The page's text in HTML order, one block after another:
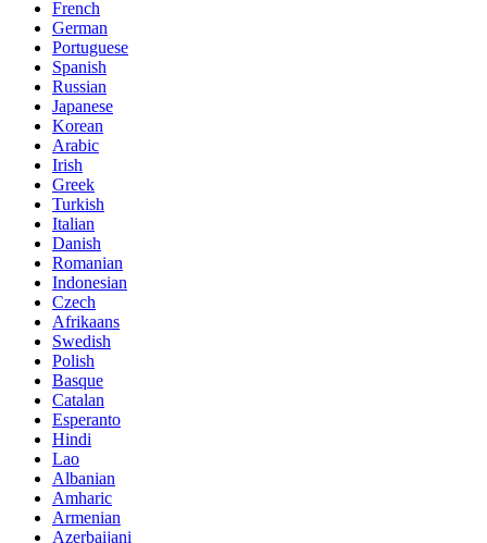
French
German
Portuguese
Spanish
Russian
Japanese
Korean
Arabic
Irish
Greek
Turkish
Italian
Danish
Romanian
Indonesian
Czech
Afrikaans
Swedish
Polish
Basque
Catalan
Esperanto
Hindi
Lao
Albanian
Amharic
Armenian
Azerbaijani